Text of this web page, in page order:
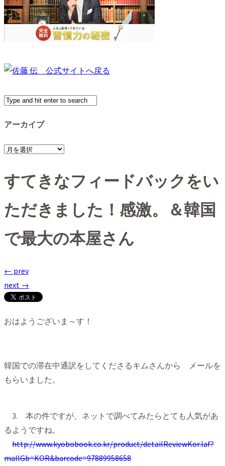
アーカイブ
ア
カ
イ
ブ
すてきなフィードバックをい
ただきました！感激。＆韓国
で最大の本屋さん
← prev
next →
おはようございま～す！
韓国での滞在中通訳をしてくださるキムさんから メールを
もらいました。
3. 本の件ですが、ネットで調べてみたらとても人気があ
るようですね。
http://www.kyobobook.co.kr/product/detailReviewKor.laf?
mallGb=KOR&barcode=97889958658